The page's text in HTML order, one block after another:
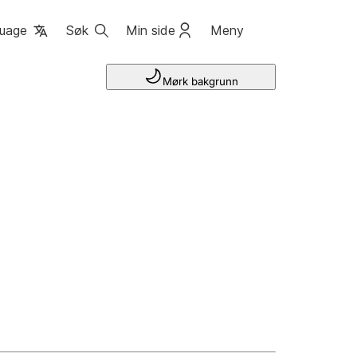
Søk Min side Meny
Mørk bakgrunn